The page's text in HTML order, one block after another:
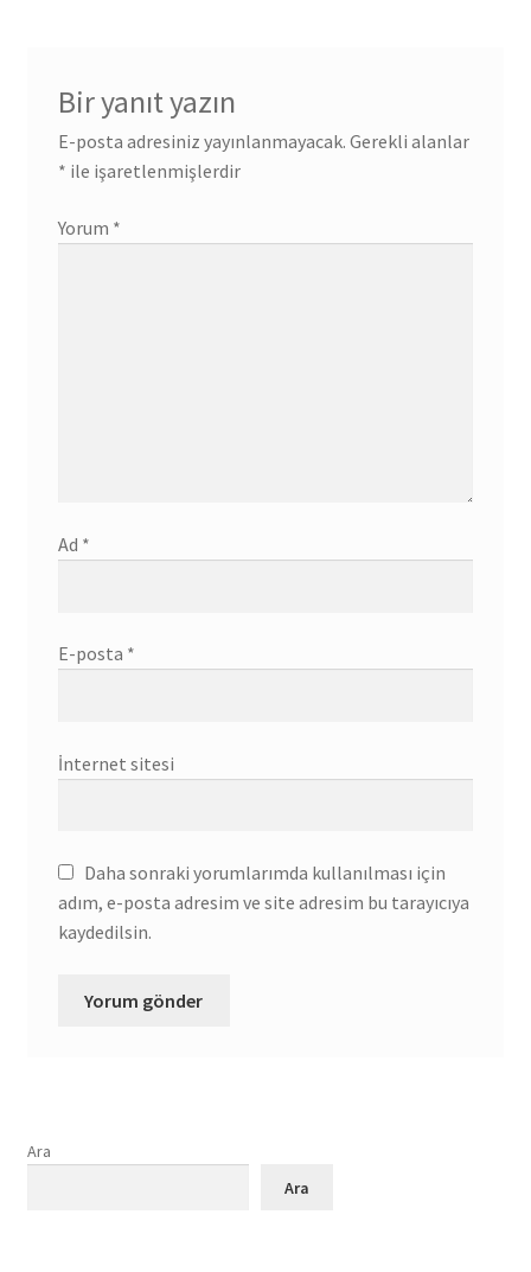
Bir yanıt yazın
E-posta adresiniz yayınlanmayacak. Gerekli alanlar
* ile işaretlenmişlerdir
Yorum *
Ad *
E-posta *
İnternet sitesi
Daha sonraki yorumlarımda kullanılması için
adım, e-posta adresim ve site adresim bu tarayıcıya
kaydedilsin.
Ara
Ara